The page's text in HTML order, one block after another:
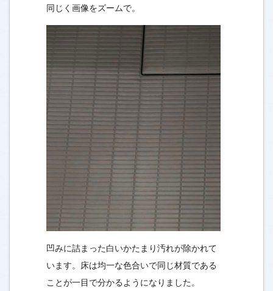
同じく画像をズームで。
凹みに詰まった白いかたまり汚れが除かれて
います。床は均一な色合いで同じ材質である
ことが一目で分かるようになりました。